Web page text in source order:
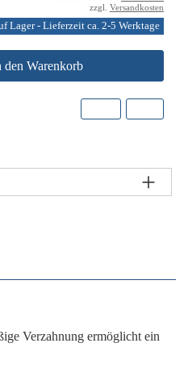
zzgl. Versandkosten
Lager - Lieferzeit ca. 2-5 Werktage
den Warenkorb
Verzahnung ermöglicht ein